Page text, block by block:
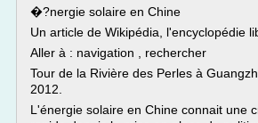
�?nergie solaire en Chine
Un article de Wikipédia, l'encyclopédie
Aller à : navigation , rechercher
Tour de la Rivière des Perles à
2012.
L'énergie solaire en Chine connait une